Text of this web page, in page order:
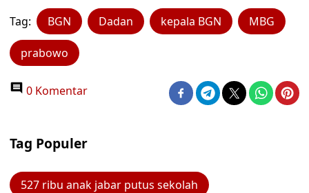
Tag: BGN Dadan kepala BGN MBG
prabowo
0 Komentar
Tag Populer
527 ribu anak jabar putus sekolah